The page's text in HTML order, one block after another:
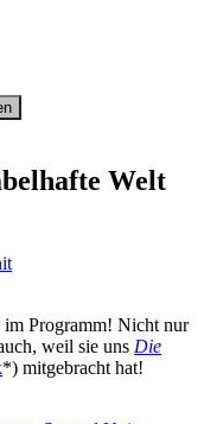
Welt
im Programm! Nicht nur
weil sie uns Die
*) mitgebracht hat!